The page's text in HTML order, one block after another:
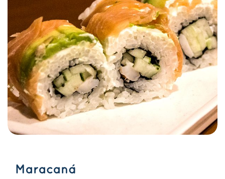
Maracaná